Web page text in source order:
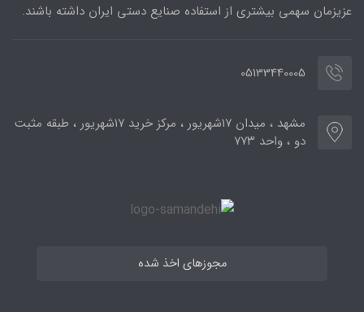
عزیزمان سهمی بیشتری از استفاده صنایع دستی ایران داشته باشند.
05133440005
مشهد ، میدان ۱۷شهریور ، مرکز خرید ۱۷شهریور ، طبقه مثبت
دو ، واحد ۷۷۳
مجوزهای اخذ شده